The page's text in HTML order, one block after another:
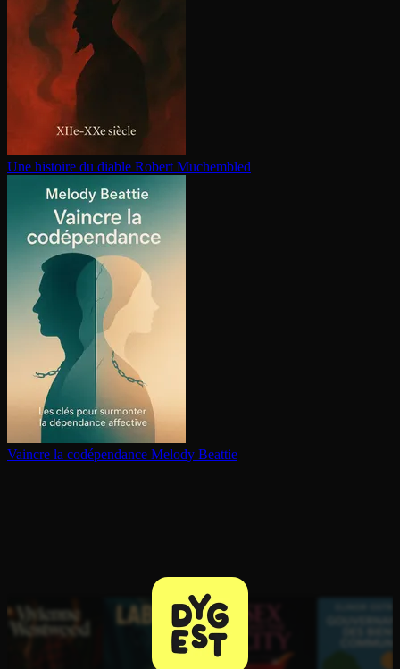
Une histoire du diable Robert Muchembled
Vaincre la co­dé­pen­dance Melody Beattie